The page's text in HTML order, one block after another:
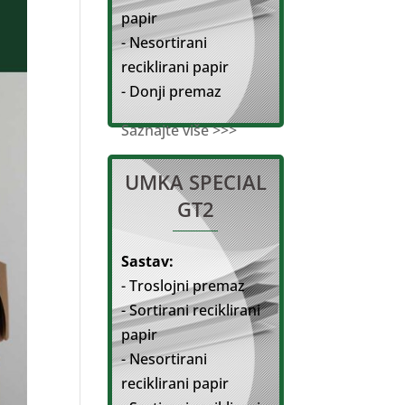
papir
- Nesortirani
reciklirani papir
- Donji premaz
Saznajte više >>>
UMKA SPECIAL
GT2
Sastav:
- Troslojni premaz
- Sortirani reciklirani
papir
- Nesortirani
reciklirani papir